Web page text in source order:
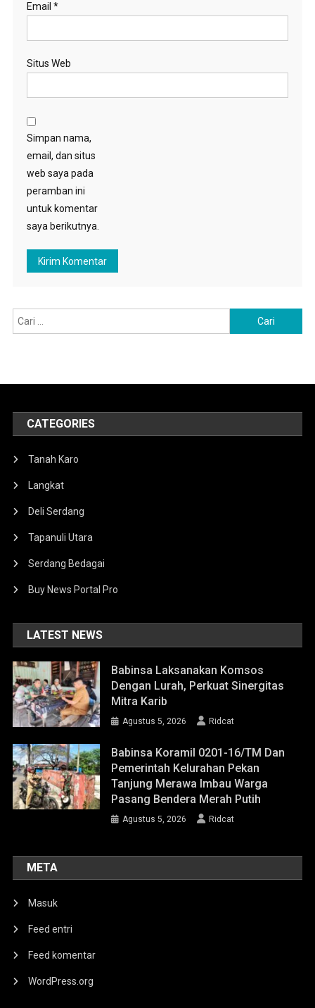
Email *
Situs Web
Simpan nama,
email, dan situs
web saya pada
peramban ini
untuk komentar
saya berikutnya.
untuk:
CATEGORIES
Tanah Karo
Langkat
Deli Serdang
Tapanuli Utara
Serdang Bedagai
Buy News Portal Pro
LATEST NEWS
Babinsa Laksanakan Komsos
Dengan Lurah, Perkuat Sinergitas
Mitra Karib
Agustus 5, 2026 Ridcat
Babinsa Koramil 0201-16/TM Dan
Pemerintah Kelurahan Pekan
Tanjung Merawa Imbau Warga
Pasang Bendera Merah Putih
Agustus 5, 2026 Ridcat
META
Masuk
Feed entri
Feed komentar
WordPress.org